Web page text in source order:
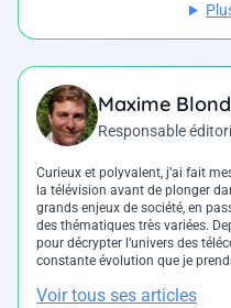
Maxime
Responsable
Curieux et polyvalent, j’ai fait
la télévision avant de plonger
grands enjeux de société, en
des thématiques très variées.
pour décrypter l’univers des
constante évolution que je
Voir tous ses articles